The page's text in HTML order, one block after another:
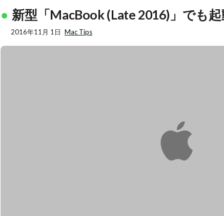
新型「MacBook (Late 2016)」でも
2016年11月 1日 Mac Tips